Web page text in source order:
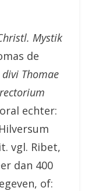
Mystik
de
Thomae
echter:
vgl. Ribet,
dan 400
of: